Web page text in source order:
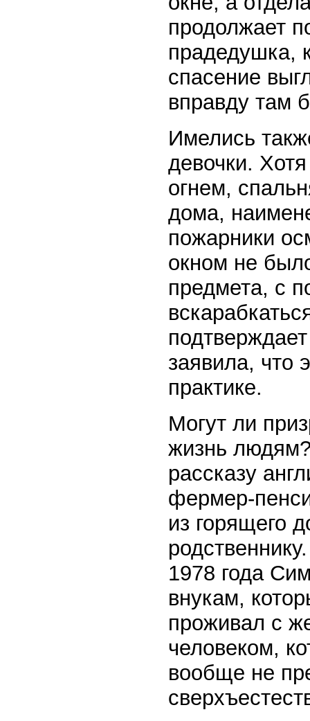
продолжает
прадедушка,
спасение
вправду там
Имелись
девочки.
огнем,
дома,
пожарники
окном не
предмета, с
заявила, что
практике.
Могут ли
жизнь
рассказу
фермер-
из горящего
1978 года
внукам,
проживал с
человеком,
вообще не